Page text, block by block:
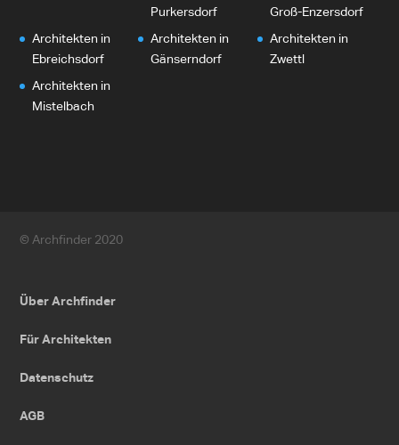
Purkersdorf
Groß-Enzersdorf
Architekten in
Ebreichsdorf
Architekten in
Gänserndorf
Architekten in
Zwettl
Architekten in
Mistelbach
© Archfinder 2020
Über Archfinder
Für Architekten
Datenschutz
AGB